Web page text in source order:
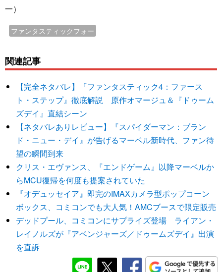
一）
ファンタスティックフォー
関連記事
【完全ネタバレ】『ファンタスティック4：ファース
ト・ステップ』徹底解説 原作オマージュ＆『ドゥーム
ズデイ』直結シーン
【ネタバレありレビュー】『スパイダーマン：ブラン
ド・ニュー・デイ』が告げるマーベル新時代、ファン待
望の瞬間到来
クリス・エヴァンス、『エンドゲーム』以降マーベルか
らMCU復帰を何度も提案されていた
『オデュッセイア』即完のIMAXカメラ型ポップコーン
ボックス、コミコンでも大人気！AMCブースで限定販売
デッドプール、コミコンにサプライズ登場 ライアン・
レイノルズが『アベンジャーズ／ドゥームズデイ』出演
を直訴